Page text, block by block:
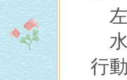
左
水
行